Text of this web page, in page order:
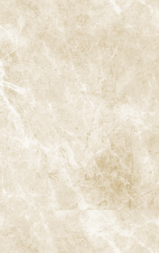
37-14 第二北原ビル3階
/ JR中央/総武線「阿佐ケ